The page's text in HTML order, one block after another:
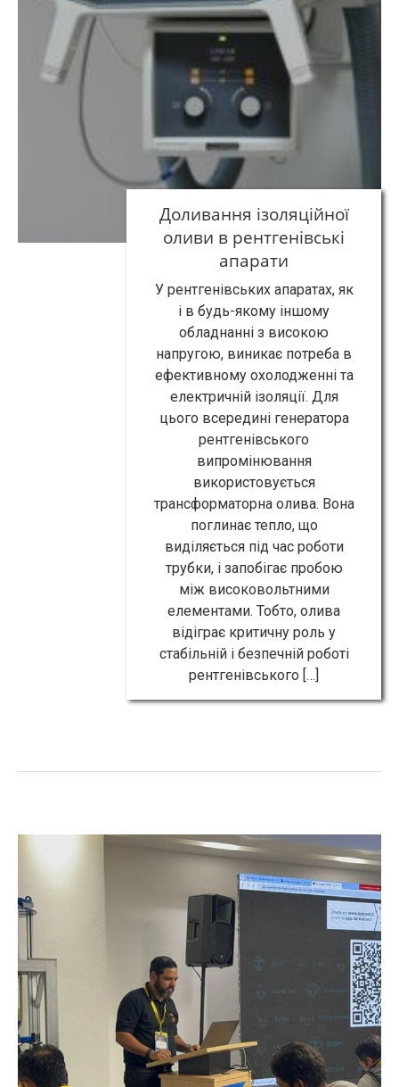
Доливання ізоляційної
оливи в рентгенівські
апарати
У рентгенівських апаратах, як
і в будь-якому іншому
обладнанні з високою
напругою, виникає потреба в
ефективному охолодженні та
електричній ізоляції. Для
цього всередині генератора
рентгенівського
випромінювання
використовується
трансформаторна олива. Вона
поглинає тепло, що
виділяється під час роботи
трубки, і запобігає пробою
між високовольтними
елементами. Тобто, олива
відіграє критичну роль у
стабільній і безпечній роботі
рентгенівського […]